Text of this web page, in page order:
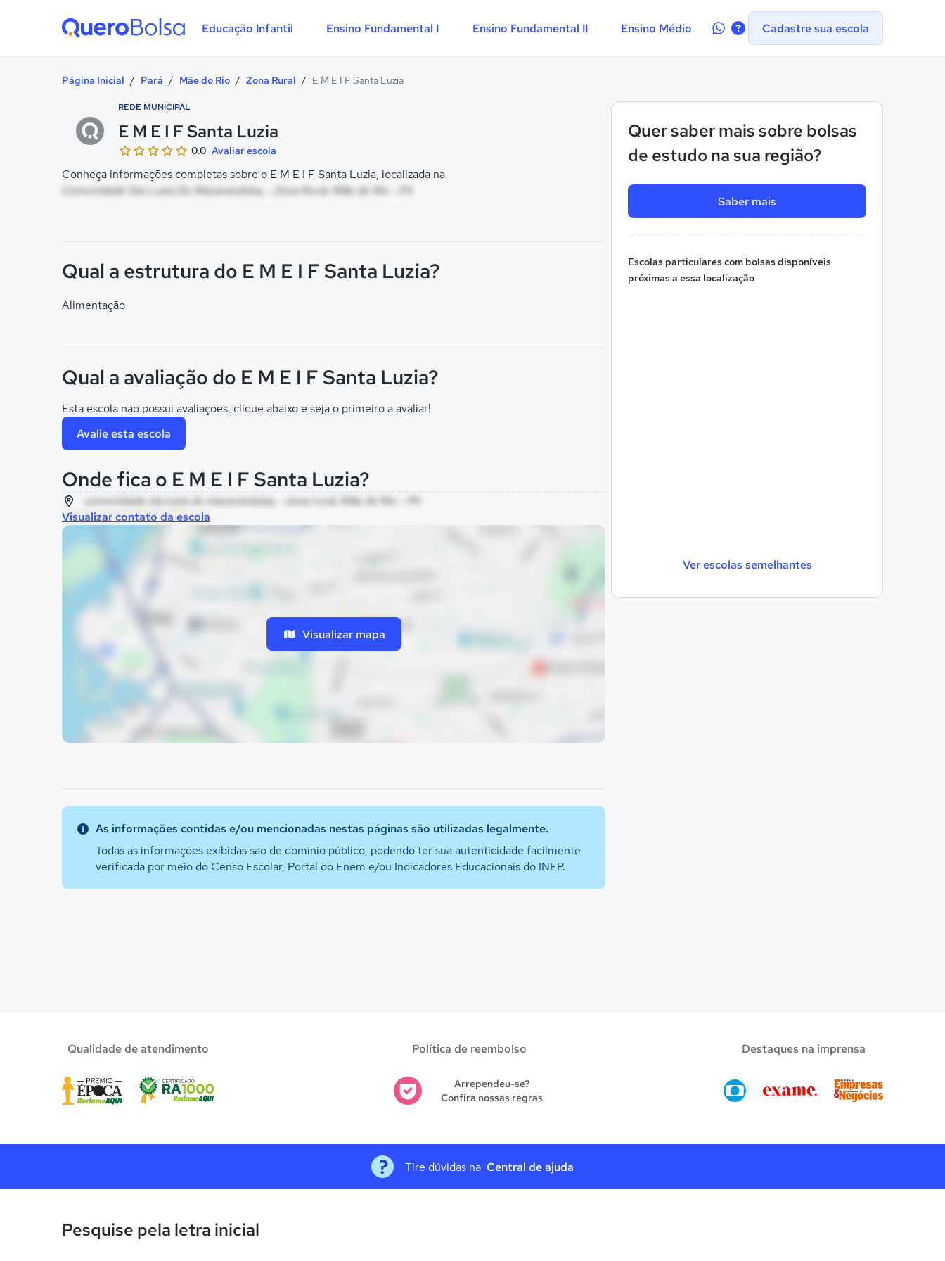
Educação Infantil Ensino Fundamental I Ensino Fundamental II Ensino Médio
Contate-Cadastre sua escola
Página Inicial / Pará / Mãe do Rio / Zona Rural / E M E I F Santa Luzia
REDE MUNICIPAL
E M E I F Santa Luzia
0.0 Avaliar escola
Conheça informações completas sobre o E M E I F Santa Luzia, localizada na
Comunidade Sta Luzia Do Macaranduba, - Zona Rural, Mãe do Rio - PA
Quer saber mais sobre bolsas
de estudo na sua região?
Saber mais
Escolas particulares com bolsas disponíveis
próximas a essa localização
Ver escolas semelhantes
Qual a estrutura do E M E I F Santa Luzia?
Alimentação
Qual a avaliação do E M E I F Santa Luzia?
Esta escola não possui avaliações, clique abaixo e seja o primeiro a avaliar!
Avalie esta escola
Onde fica o E M E I F Santa Luzia?
comunidade sta luzia do macaranduba, - zona rural, Mãe do Rio - PA
Visualizar contato da escola
Visualizar mapa
As informações contidas e/ou mencionadas nestas páginas são utilizadas legalmente.
Todas as informações exibidas são de domínio público, podendo ter sua autenticidade facilmente
verificada por meio do Censo Escolar, Portal do Enem e/ou Indicadores Educacionais do INEP.
Qualidade de atendimento Política de reembolso
Arrependeu-se?
Confira nossas regras
Destaques na imprensa
Tire dúvidas na Central de ajuda
Pesquise pela letra inicial